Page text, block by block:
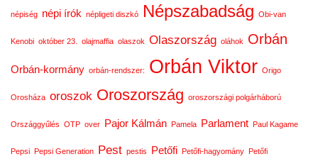
népiség népi írók népligeti diszkó Népszabadság Obi-van
Kenobi október 23. olajmaffia olaszok Olaszország oláhok Orbán
Orbán-kormány orbán-rendszer: Orbán Viktor Origo
Orosháza oroszok Oroszország oroszországi polgárháború
Országgyűlés OTP over Pajor Kálmán Pamela Parlament Paul Kagame
Pepsi Pepsi Generation Pest pestis Petőfi Petőfi-hagyomány Petőfi